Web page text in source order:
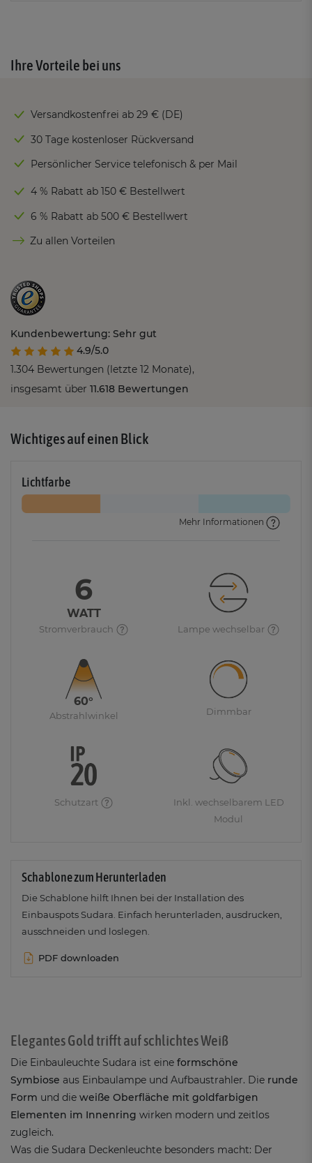
Ihre Vorteile bei uns
Versandkostenfrei ab 29 € (DE)
30 Tage kostenloser Rückversand
Persönlicher Service telefonisch & per Mail
4 % Rabatt ab 150 € Bestellwert
6 % Rabatt ab 500 € Bestellwert
Zu allen Vorteilen
Kundenbewertung: Sehr gut
4.9/5.0
1.304 Bewertungen (letzte 12 Monate),
insgesamt über 11.618 Bewertungen
Wichtiges auf einen Blick
Lichtfarbe
Mehr Informationen
6
WATT
Stromverbrauch Lampe wechselbar
60°
Abstrahlwinkel Dimmbar
Schutzart
Inkl. wechselbarem LED
Modul
Schablone zum Herunterladen
Die Schablone hilft Ihnen bei der Installation des
Einbauspots Sudara. Einfach herunterladen, ausdrucken,
ausschneiden und loslegen.
PDF downloaden
Elegantes Gold trifft auf schlichtes Weiß
Die Einbauleuchte Sudara ist eine formschöne
Symbiose aus Einbaulampe und Aufbaustrahler. Die runde
Form und die weiße Oberfläche mit goldfarbigen
Elementen im Innenring wirken modern und zeitlos
zugleich.
Was die Sudara Deckenleuchte besonders macht: Der